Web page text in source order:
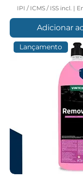
IPI / ICMS / ISS incl. |
Adicionar
Lançamento